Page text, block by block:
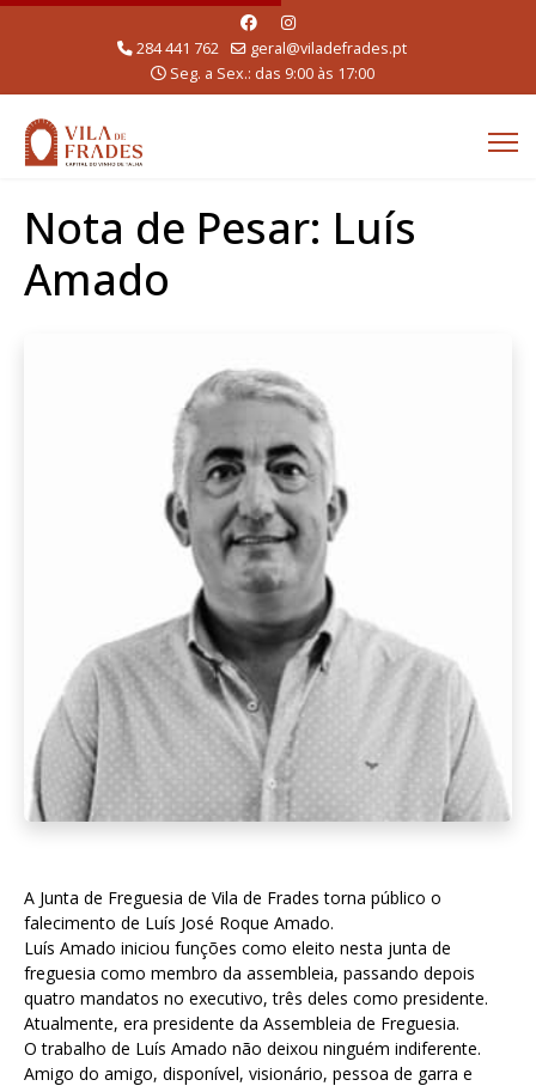
284 441 762
geral@viladefrades.pt
Seg. a Sex.: das 9:00 às 17:00
Nota de Pesar: Luís
Amado
A Junta de Freguesia de Vila de Frades torna público o
falecimento de Luís José Roque Amado.
Luís Amado iniciou funções como eleito nesta junta de
freguesia como membro da assembleia, passando depois
quatro mandatos no executivo, três deles como presidente.
Atualmente, era presidente da Assembleia de Freguesia.
O trabalho de Luís Amado não deixou ninguém indiferente.
Amigo do amigo, disponível, visionário, pessoa de garra e